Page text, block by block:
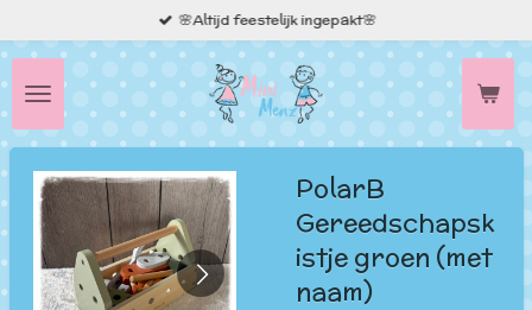
direct
de
hoofdinhoud
🌸Altijd feestelijk ingepakt🌸
PolarB
Gereedschapsk
istje groen (met
naam)